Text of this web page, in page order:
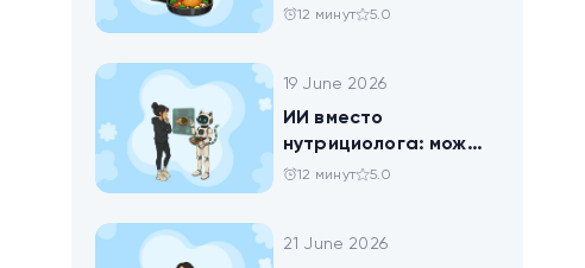
похудел весь ТикТок
12 минут 5.0
19 June 2026
ИИ вместо
нутрициолога: можно
ли доверить
12 минут 5.0
21 June 2026